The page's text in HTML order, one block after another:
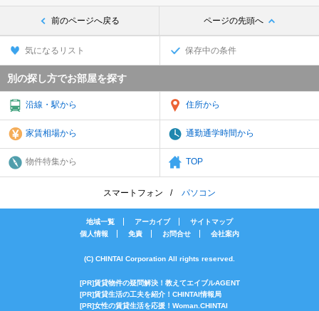
前のページへ戻る ページの先頭へ
気になるリスト 保存中の条件
別の探し方でお部屋を探す
沿線・駅から 住所から
家賃相場から 通勤通学時間から
物件特集から TOP
スマートフォン パソコン
地域一覧 アーカイブ
サイトマップ
個人情報
免責 お問合せ 会社案内
(C) CHINTAI Corporation All rights reserved.
[PR]賃貸物件の疑問解決！教えてエイブルAGENT
[PR]賃貸生活の工夫を紹介！CHINTAI情報局
[PR]女性の賃貸生活を応援！Woman.CHINTAI